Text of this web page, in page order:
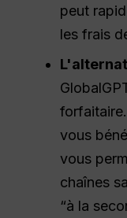
peut
les frais
vous
vous
chaînes
“à la